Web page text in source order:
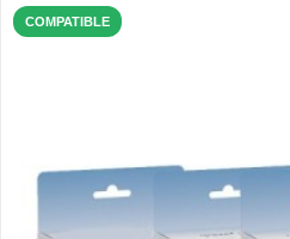
COMPATIBLE